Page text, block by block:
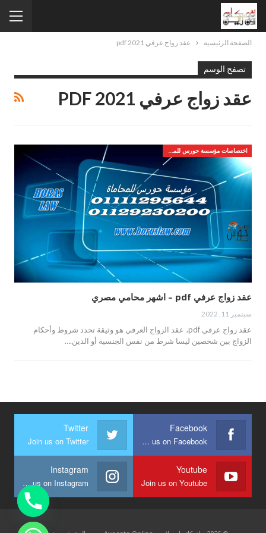
الصفحة الرئيسية عقد زواج عرفي pdf 2021
تصفح الوسم
عقد زواج عرفي PDF 2021
اختصاصات مؤسسة حورس للمحاماه
عقد زواج عرفي pdf – اشهر محامي مصري
سبتمبر 11, 2022
عقد زواج عرفي pdf، عقد الزواج العرفي هو وثيقة تحدد شروط وأحكام
الزواج بين شخصين ليسا شرط من نفس الجنسية أو الدين.…
Facebook
Join us on Facebook
Twitter
Join us on Twitter
Youtube
Join us on Youtube
Instagram
Join us on Instagram